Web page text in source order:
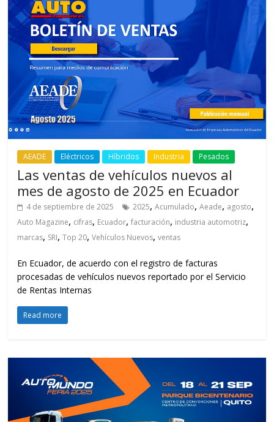
AEADE Eléctricos Híbridos Industria Pesados
Las ventas de vehículos nuevos al
mes de agosto de 2025 en Ecuador
4 de septiembre de 2025 2025,Acumulado,Aeade, agosto,
Auto Magazine, cifras, Ecuador,facturación, industria automotriz,
marcas, SRI,Top 20,Vehículos Nuevos,ventas
En Ecuador, de acuerdo con el registro de facturas
procesadas de vehículos nuevos reportado por el Servicio
de Rentas Internas
Read more